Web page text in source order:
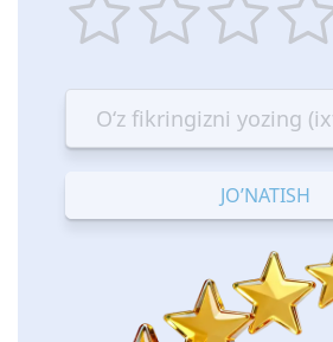
star
Terrible
stars
—
Bad
stars
—
OK
stars
—
Good